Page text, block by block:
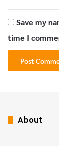
แดดแรงและล
เกิดการตกผลึ
Save my
time I
About